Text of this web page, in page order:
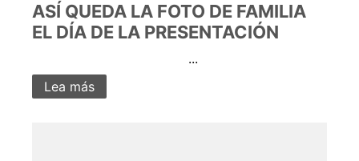
ASÍ QUEDA LA FOTO DE FAMILIA
EL DÍA DE LA PRESENTACIÓN
...
Lea más